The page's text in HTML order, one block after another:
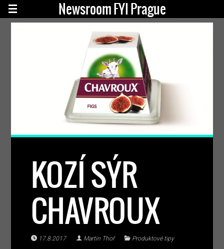
Newsroom FYI Prague
KOZÍ SÝR
CHAVROUX
17.8.2017 Martin Thoř Produktové tipy